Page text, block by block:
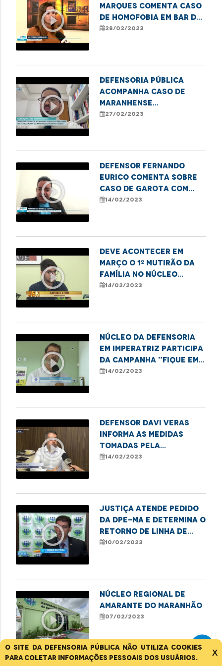
O site da Defensoria Pública não utiliza cookies
para coletar informações pessoais dos usuários.
X
play_circle_outline
Marques comenta caso
de homofobia em bar da
Litorânea
28/02/2023
play_circle_outline
Defensoria pública
acompanha caso de
maranhense
desaparecido em Campo
27/02/2023
play_circle_outline
Defensor Fernando
Eurico comenta sobre
caso de garota com
quadro grave de
14/02/2023
play_circle_outline
Deve acontecer em
Março o 1º mutirão da
família no Núcleo
Regional da DPE em
14/02/2023
play_circle_outline
Núcleo da Defensoria
em Imperatriz participa
da campanha "Fique em
dia com a Caema"
14/02/2023
play_circle_outline
Defensor Davi Veras
informa as medidas
tomadas pela
Defensoria em casos de
14/02/2023
play_circle_outline
JUSTIÇA ATENDE PEDIDO
DA DPE-MA E DETERMINA O
RETORNO DE LINHA DE
ÔNIBUS NO BAIRRO JOÃO
10/02/2023
play_circle_outline
NÚCLEO REGIONAL DE
AMARANTE DO MARANHÃO
07/02/2023